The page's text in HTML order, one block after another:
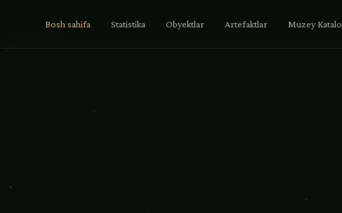
Bosh sahifa Statistika Obyektlar Artefaktlar Muzey